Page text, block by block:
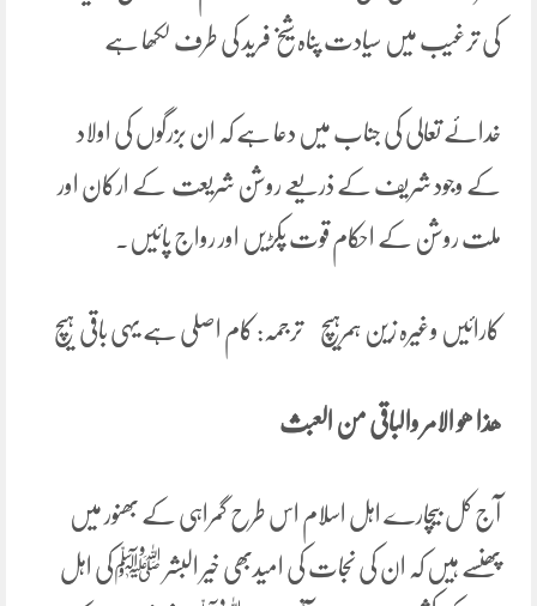
کی ترغیب میں سیادت پناہ شیخ فرید کی طرف لکھا ہے
خدائے تعالی کی جناب میں دعا ہے کہ ان بزرگوں کی اولاد
کے وجود شریف کے ذریعے روشن شریعت کے ارکان اور
ملت روشن کے احکام قوت پکڑیں اور رواج پائیں۔
کارائیں وغیرہ زین ہمرہیچ ترجمہ: کام اصلی ہے یہی باقی ہیچ
ھذا ھو الامر والباقی من العبث
آج کل بیچارے اہل اسلام اس طرح گمراہی کے بھنور میں
پھنسے ہیں کہ ان کی نجات کی امیدبھی خیر البشر ﷺکی اہل